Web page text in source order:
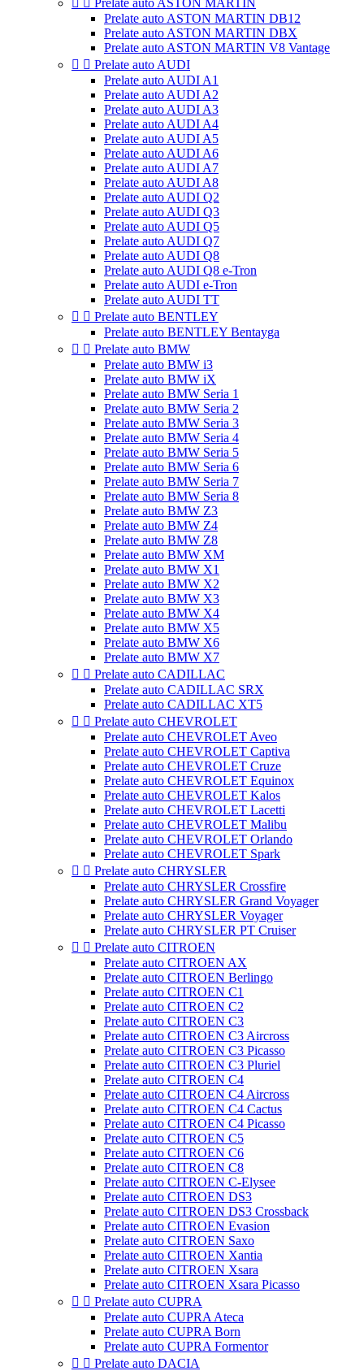
  Prelate auto ASTON MARTIN
Prelate auto ASTON MARTIN DB12
Prelate auto ASTON MARTIN DBX
Prelate auto ASTON MARTIN V8 Vantage
  Prelate auto AUDI
Prelate auto AUDI A1
Prelate auto AUDI A2
Prelate auto AUDI A3
Prelate auto AUDI A4
Prelate auto AUDI A5
Prelate auto AUDI A6
Prelate auto AUDI A7
Prelate auto AUDI A8
Prelate auto AUDI Q2
Prelate auto AUDI Q3
Prelate auto AUDI Q5
Prelate auto AUDI Q7
Prelate auto AUDI Q8
Prelate auto AUDI Q8 e-Tron
Prelate auto AUDI e-Tron
Prelate auto AUDI TT
  Prelate auto BENTLEY
Prelate auto BENTLEY Bentayga
  Prelate auto BMW
Prelate auto BMW i3
Prelate auto BMW iX
Prelate auto BMW Seria 1
Prelate auto BMW Seria 2
Prelate auto BMW Seria 3
Prelate auto BMW Seria 4
Prelate auto BMW Seria 5
Prelate auto BMW Seria 6
Prelate auto BMW Seria 7
Prelate auto BMW Seria 8
Prelate auto BMW Z3
Prelate auto BMW Z4
Prelate auto BMW Z8
Prelate auto BMW XM
Prelate auto BMW X1
Prelate auto BMW X2
Prelate auto BMW X3
Prelate auto BMW X4
Prelate auto BMW X5
Prelate auto BMW X6
Prelate auto BMW X7
  Prelate auto CADILLAC
Prelate auto CADILLAC SRX
Prelate auto CADILLAC XT5
  Prelate auto CHEVROLET
Prelate auto CHEVROLET Aveo
Prelate auto CHEVROLET Captiva
Prelate auto CHEVROLET Cruze
Prelate auto CHEVROLET Equinox
Prelate auto CHEVROLET Kalos
Prelate auto CHEVROLET Lacetti
Prelate auto CHEVROLET Malibu
Prelate auto CHEVROLET Orlando
Prelate auto CHEVROLET Spark
  Prelate auto CHRYSLER
Prelate auto CHRYSLER Crossfire
Prelate auto CHRYSLER Grand Voyager
Prelate auto CHRYSLER Voyager
Prelate auto CHRYSLER PT Cruiser
  Prelate auto CITROEN
Prelate auto CITROEN AX
Prelate auto CITROEN Berlingo
Prelate auto CITROEN C1
Prelate auto CITROEN C2
Prelate auto CITROEN C3
Prelate auto CITROEN C3 Aircross
Prelate auto CITROEN C3 Picasso
Prelate auto CITROEN C3 Pluriel
Prelate auto CITROEN C4
Prelate auto CITROEN C4 Aircross
Prelate auto CITROEN C4 Cactus
Prelate auto CITROEN C4 Picasso
Prelate auto CITROEN C5
Prelate auto CITROEN C6
Prelate auto CITROEN C8
Prelate auto CITROEN C-Elysee
Prelate auto CITROEN DS3
Prelate auto CITROEN DS3 Crossback
Prelate auto CITROEN Evasion
Prelate auto CITROEN Saxo
Prelate auto CITROEN Xantia
Prelate auto CITROEN Xsara
Prelate auto CITROEN Xsara Picasso
  Prelate auto CUPRA
Prelate auto CUPRA Ateca
Prelate auto CUPRA Born
Prelate auto CUPRA Formentor
  Prelate auto DACIA